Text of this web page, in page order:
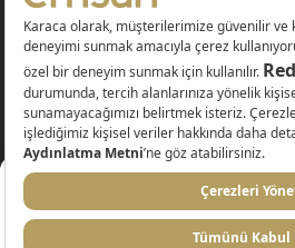
4.999 TL
© 2026 EMSAN A.Ş. Tüm